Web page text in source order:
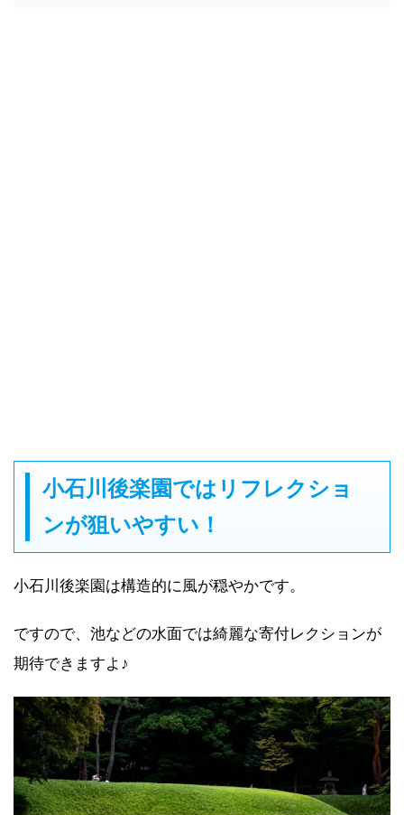
小石川後楽園ではリフレクショ
ンが狙いやすい！
小石川後楽園は構造的に風が穏やかです。
ですので、池などの水面では綺麗な寄付レクションが
期待できますよ♪